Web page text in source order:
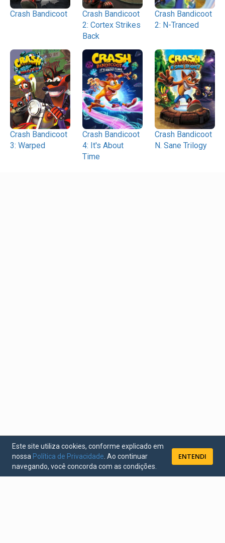
Crash Bandicoot
Crash Bandicoot
2: Cortex Strikes
Back
Crash Bandicoot
2: N-Tranced
Crash Bandicoot
3: Warped
Crash Bandicoot
4: It's About
Time
Crash Bandicoot
N. Sane Trilogy
Este site utiliza cookies, conforme explicado em
nossa Política de Privacidade . Ao continuar
navegando, você concorda com as condições.
ENTENDI